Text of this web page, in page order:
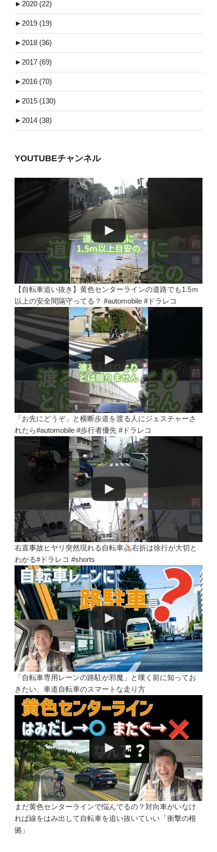
► 2020 (22)
► 2019 (19)
► 2018 (36)
► 2017 (69)
► 2016 (70)
► 2015 (130)
► 2014 (38)
YOUTUBEチャンネル
【自転車追い抜き】黄色センターラインの道路でも1.5ｍ
以上の安全間隔守ってる？ #automobile #ドラレコ
「お先にどうぞ」と横断歩道を渡る人にジェスチャーさ
れたら#automobile #歩行者優先 #ドラレコ
右直事故ヒヤリ突然現れる自転車
右折は徐行が大切と
わかる#ドラレコ #shorts
「自転車専用レーンの路駐が邪魔」と嘆く前に知ってお
きたい、車道自転車のスマートな走り方
まだ黄色センターラインで悩んでるの？対向車がいなけ
れば線をはみ出して自転車を追い抜いていい「衝撃の根
拠」